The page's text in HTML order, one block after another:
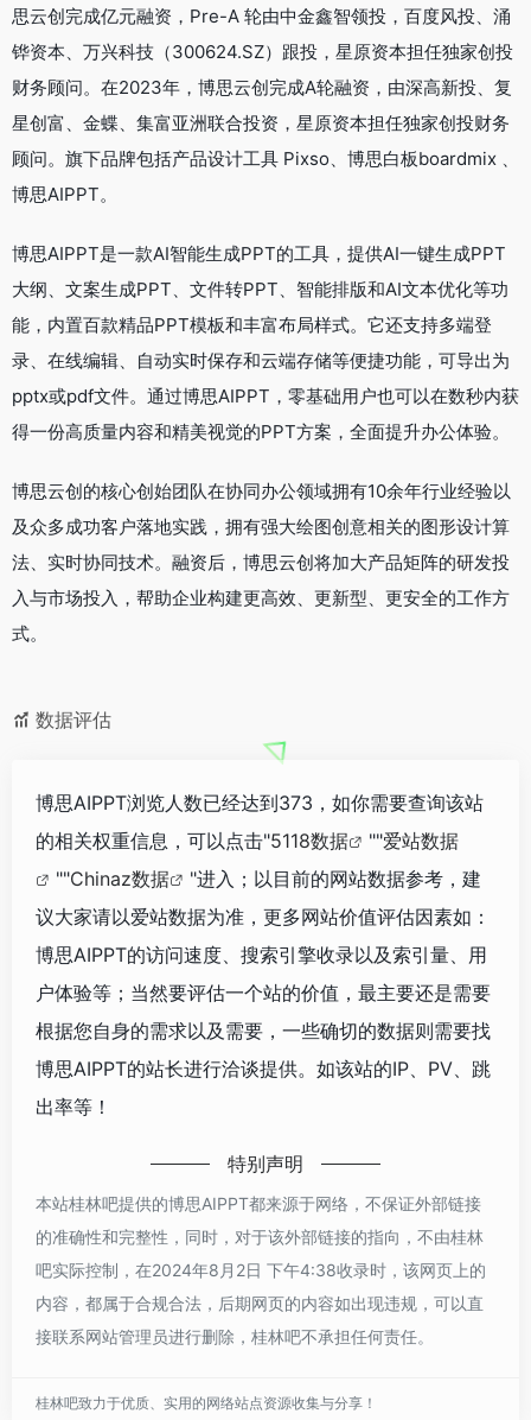
思云创完成亿元融资，Pre-A 轮由中金鑫智领投，百度风投、涌
铧资本、万兴科技（300624.SZ）跟投，星原资本担任独家创投
财务顾问。在2023年，博思云创完成A轮融资，由深高新投、复
星创富、金蝶、集富亚洲联合投资，星原资本担任独家创投财务
顾问。旗下品牌包括产品设计工具 Pixso、博思白板boardmix 、
博思AIPPT。
博思AIPPT是一款AI智能生成PPT的工具，提供AI一键生成PPT
大纲、文案生成PPT、文件转PPT、智能排版和AI文本优化等功
能，内置百款精品PPT模板和丰富布局样式。它还支持多端登
录、在线编辑、自动实时保存和云端存储等便捷功能，可导出为
pptx或pdf文件。通过博思AIPPT，零基础用户也可以在数秒内获
得一份高质量内容和精美视觉的PPT方案，全面提升办公体验。
博思云创的核心创始团队在协同办公领域拥有10余年行业经验以
及众多成功客户落地实践，拥有强大绘图创意相关的图形设计算
法、实时协同技术。融资后，博思云创将加大产品矩阵的研发投
入与市场投入，帮助企业构建更高效、更新型、更安全的工作方
式。
数据评估
博思AIPPT浏览人数已经达到373，如你需要查询该站
的相关权重信息，可以点击"5118数据 ""爱站数据
""Chinaz数据
"进入；以目前的网站数据参考，建
议大家请以爱站数据为准，更多网站价值评估因素如：
博思AIPPT的访问速度、搜索引擎收录以及索引量、用
户体验等；当然要评估一个站的价值，最主要还是需要
根据您自身的需求以及需要，一些确切的数据则需要找
博思AIPPT的站长进行洽谈提供。如该站的IP、PV、跳
出率等！
特别声明
本站桂林吧提供的博思AIPPT都来源于网络，不保证外部链接
的准确性和完整性，同时，对于该外部链接的指向，不由桂林
吧实际控制，在2024年8月2日 下午4:38收录时，该网页上的
内容，都属于合规合法，后期网页的内容如出现违规，可以直
接联系网站管理员进行删除，桂林吧不承担任何责任。
桂林吧致力于优质、实用的网络站点资源收集与分享！